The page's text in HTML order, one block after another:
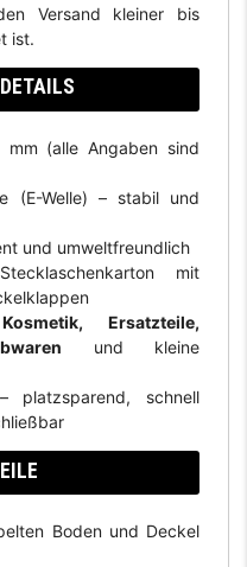
Versand kleiner bis
ist.
(alle Angaben sind
(E-Welle) – stabil und
und umweltfreundlich
mit
Kosmetik, Ersatzteile,
und kleine
platzsparend, schnell
Boden und Deckel